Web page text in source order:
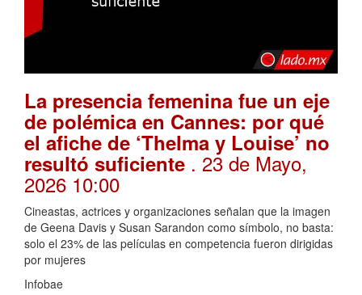
La presencia femenina fue un eje
de polémica en Cannes: por qué
el afiche de ‘Thelma y Louise’ no
resultó suficiente . 23 de Mayo,
2026 10:00
Cineastas, actrices y organizaciones señalan que la imagen
de Geena Davis y Susan Sarandon como símbolo, no basta:
solo el 23% de las películas en competencia fueron dirigidas
por mujeres
Infobae